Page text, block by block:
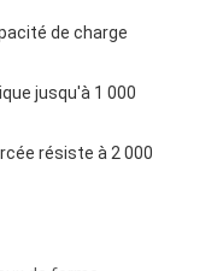
de charge
jusqu'à 1 000
résiste à 2 000